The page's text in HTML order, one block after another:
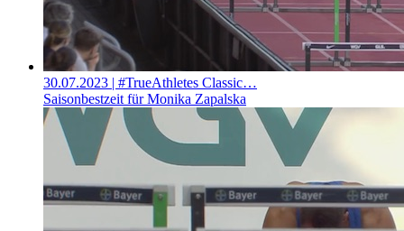
30.07.2023 | #TrueAthletes Classic…
Saisonbestzeit für Monika Zapalska